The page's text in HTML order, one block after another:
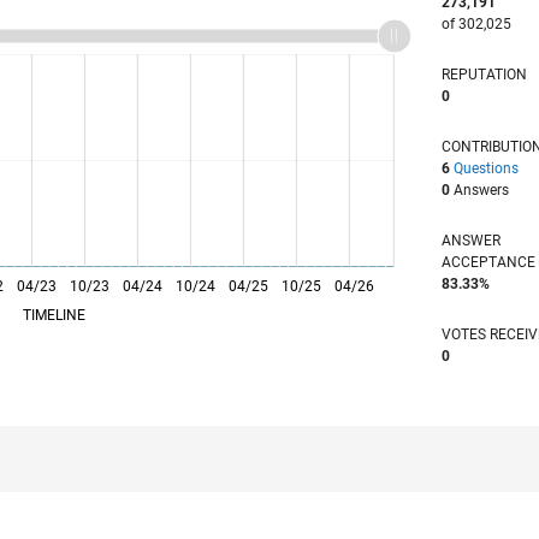
L 04/25
04/23 10/23 04/24 10/24 10/25
04/26
TIMELINE
of 302,025
REPUTATION
0
6 Questions
0 Answers
ANSWER
ACCEPTANCE
83.33%
VOTES
0